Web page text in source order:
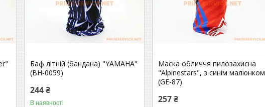
Баф літній (бандана) "YAMAHA"
(BH-0059)
244 ₴
В наявності
Маска обличчя пилозахисна
"Alpinestars", з синім малюнком
(GE-87)
257 ₴